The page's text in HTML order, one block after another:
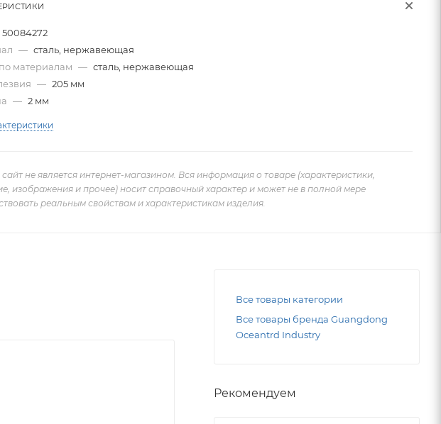
50084272
— сталь, нержавеющая
материалам — сталь, нержавеющая
— 205 мм
— 2 мм
не является интернет-магазином. Вся информация о товаре (характеристики,
изображения и прочее) носит справочный характер и может не в полной мере
реальным свойствам и характеристикам изделия.
Все товары категории
Все товары бренда Guangdong
Oceantrd Industry
Рекомендуем